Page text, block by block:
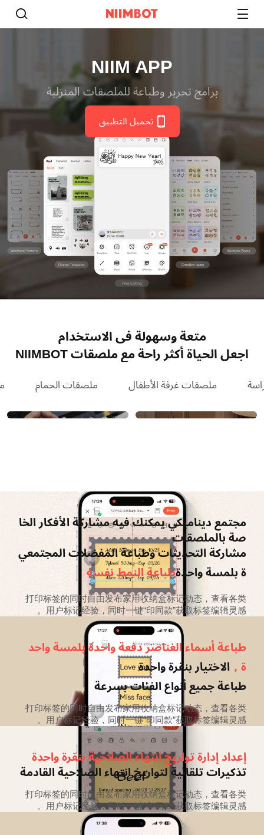
NIIM APP
برامج تحرير وطباعة للملصقات المنزلية
تحميل التطبيق​
متعة وسهولة في الاستخدام
اجعل الحياة أكثر راحة مع ملصقات NIIMBOT
ملصقات غرفة الأطفال ملصقات الحمام
ملصقات المحولات
ملصقات مساحات التخزين بطاولة الطعام
ملصقات صندوق العداد الكهربائي/وقواطع الدائرة إدارة الأدوية/المكملات الغذائية
مجتمع ديناميكي يمكنك فيه مشاركة الأفكار الخا
صة بالملصقات
مشاركة التحديثات وطباعة المفضلات المجتمعي
ة بلمسة واحدةطباعة النمط نفسه
打印标签的同时自由发布家用收纳盒标记动态，查看各类
用户标记经验，同时一键“印同款”获取标签编辑灵感。
طباعة أسماء العناصر دفعة واحدة بلمسة واحد
ة， الاختيار بنقرة واحدة
طباعة جميع أنواع الفئات بسرعة
打印标签的同时自由发布家用收纳盒标记动态，查看各类
用户标记经验，同时一键“印同款”获取标签编辑灵感。
إعداد إدارة تواريخ انتهاء الصلاحية بنقرة واحدة
تذكيرات تلقائية لتواريخ انتهاء الصلاحية القادمة
打印标签的同时自由发布家用收纳盒标记动态，查看各类
用户标记经验，同时一键“印同款”获取标签编辑灵感。